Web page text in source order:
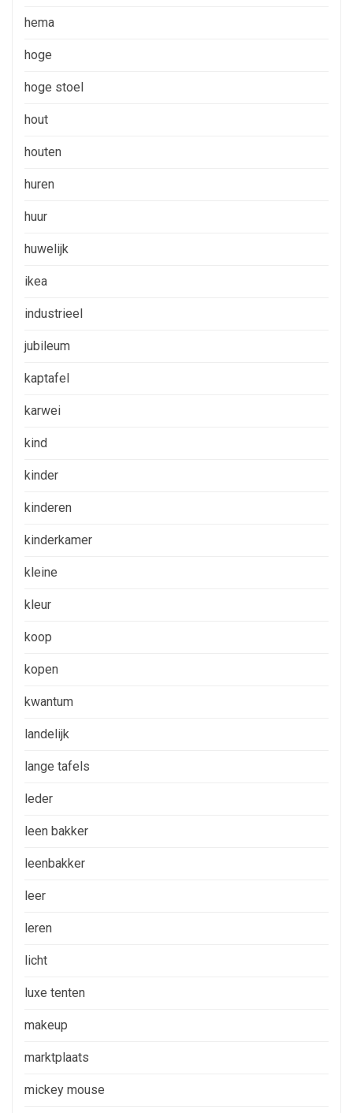
hema
hoge
hoge stoel
hout
houten
huren
huur
huwelijk
ikea
industrieel
jubileum
kaptafel
karwei
kind
kinder
kinderen
kinderkamer
kleine
kleur
koop
kopen
kwantum
landelijk
lange tafels
leder
leen bakker
leenbakker
leer
leren
licht
luxe tenten
makeup
marktplaats
mickey mouse